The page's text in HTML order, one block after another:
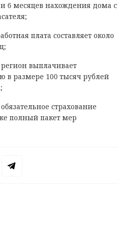
6 месяцев нахождения дома с
плата составляет около
выплачивает
размере 100 тысяч рублей
страхование
полный пакет мер